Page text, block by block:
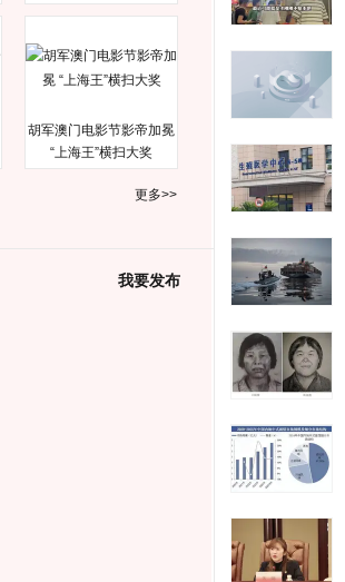
胡军澳门电影节影帝加冕
“上海王”横扫大奖
更多>>
我要发布